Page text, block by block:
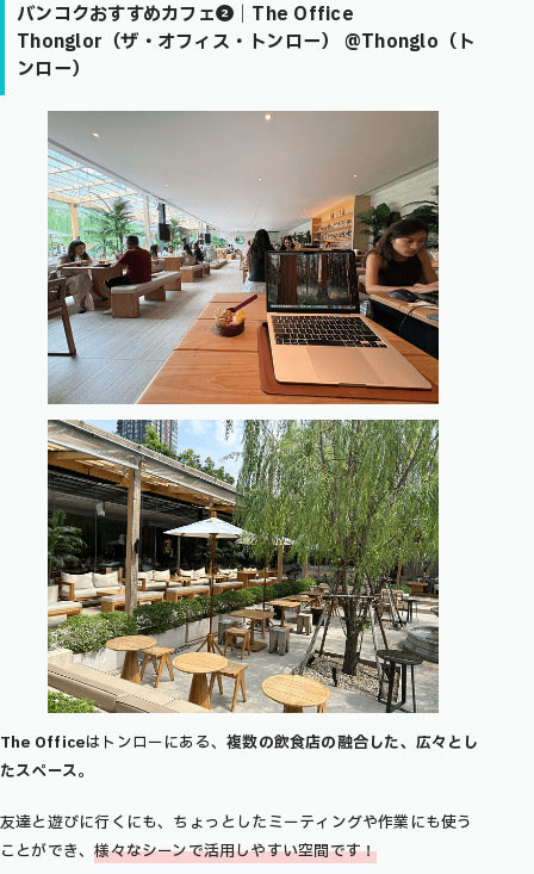
バンコクおすすめカフェ❷｜The Office
Thonglor（ザ・オフィス・トンロー） @Thonglo（ト
ンロー）
The Officeはトンローにある、複数の飲食店の融合した、広々とし
たスペース。
友達と遊びに行くにも、ちょっとしたミーティングや作業にも使う
ことができ、様々なシーンで活用しやすい空間です！